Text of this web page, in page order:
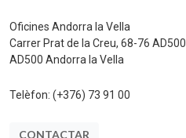
Oficines Andorra la Vella
Carrer Prat de la Creu, 68-76 AD500
AD500 Andorra la Vella
Telèfon: (+376) 73 91 00
CONTACTAR